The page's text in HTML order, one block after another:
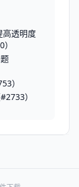
高透明度
）
）
lx-music-desktop-